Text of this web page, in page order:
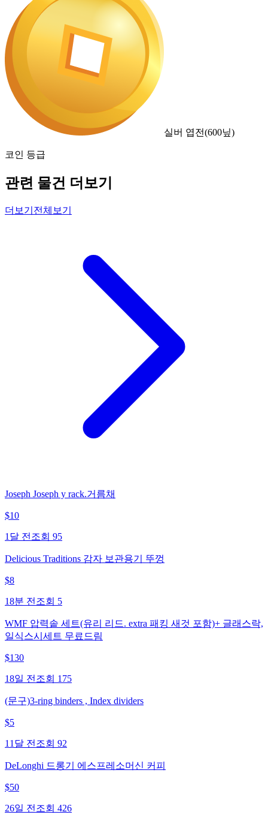
실버 엽전(600닢)
코인 등급
관련 물건 더보기
더보기 전체보기
Joseph Joseph y rack.거름채
$10
1달 전 조회 95
Delicious Traditions 감자 보관용기 뚜껑
$8
18분 전 조회 5
WMF 압력솥 세트(유리 리드. extra 패킹 새것 포함)+ 글래스락,
일식스시세트 무료드림
$130
18일 전 조회 175
(문구)3-ring binders , Index dividers
$5
11달 전 조회 92
DeLonghi 드롱기 에스프레소머신 커피
$50
26일 전 조회 426